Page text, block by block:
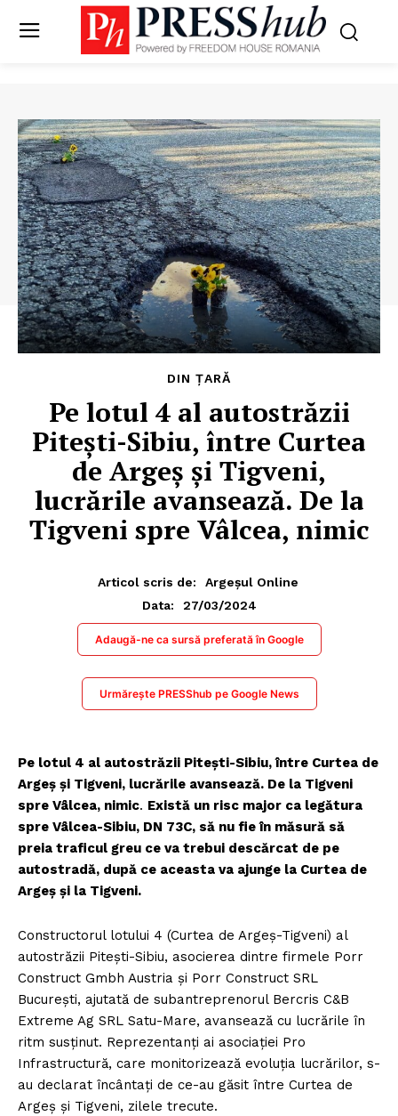
DIN ȚARĂ
Pe lotul 4 al autostrăzii
Pitești-Sibiu, între Curtea
de Argeș și Tigveni,
lucrările avansează. De la
Tigveni spre Vâlcea, nimic
Articol scris de:
Argeșul Online
Data:
27/03/2024
Adaugă-ne ca sursă preferată în Google
Urmărește PRESShub pe Google News
Pe lotul 4 al autostrăzii Pitești-Sibiu, între Curtea de
Argeș și Tigveni, lucrările avansează. De la Tigveni
spre Vâlcea, nimic. Există un risc major ca legătura
spre Vâlcea-Sibiu, DN 73C, să nu fie în măsură să
preia traficul greu ce va trebui descărcat de pe
autostradă, după ce aceasta va ajunge la Curtea de
Argeș și la Tigveni.
Constructorul lotului 4 (Curtea de Argeș-Tigveni) al
autostrăzii Pitești-Sibiu, asocierea dintre firmele Porr
Construct Gmbh Austria și Porr Construct SRL
București, ajutată de subantreprenorul Bercris C&B
Extreme Ag SRL Satu-Mare, avansează cu lucrările în
ritm susținut. Reprezentanți ai asociației Pro
Infrastructură, care monitorizează evoluția lucrărilor, s-
au declarat încântați de ce-au găsit între Curtea de
Argeș și Tigveni, zilele trecute.